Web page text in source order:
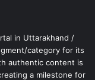
in Uttarakhand /
category for its
authentic content is
a milestone for